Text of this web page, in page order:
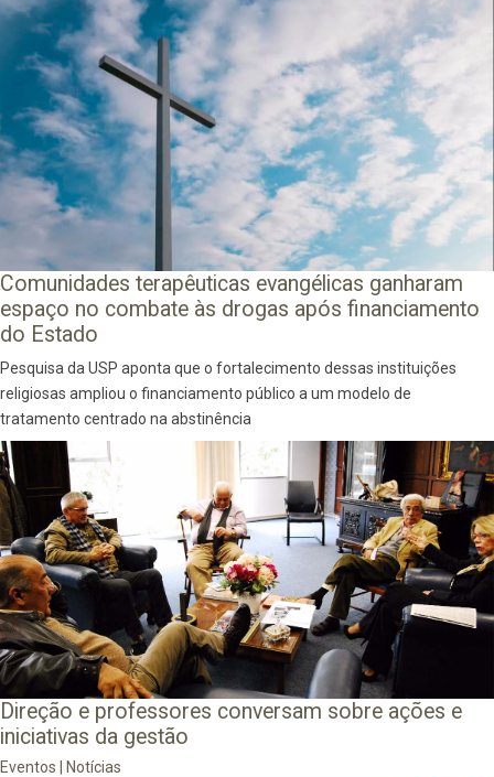
Comunidades terapêuticas evangélicas ganharam
espaço no combate às drogas após financiamento
do Estado
Pesquisa da USP aponta que o fortalecimento dessas instituições
religiosas ampliou o financiamento público a um modelo de
tratamento centrado na abstinência
Direção e professores conversam sobre ações e
iniciativas da gestão
Eventos Notícias